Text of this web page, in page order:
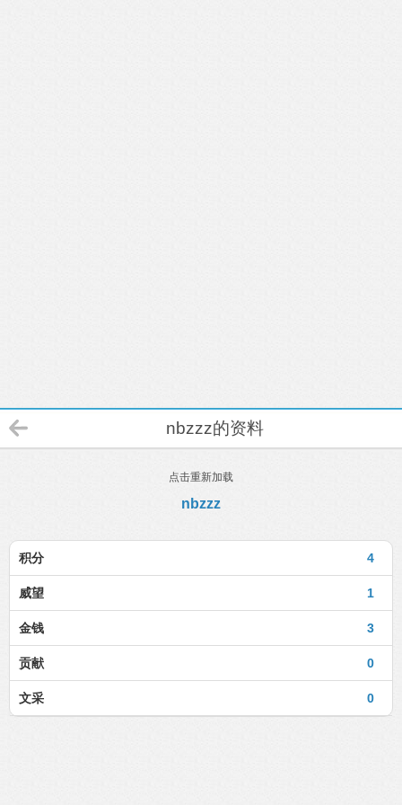
nbzzz的资料
点击重新加载
nbzzz
4
积分
1
威望
3
金钱
0
贡献
0
文采